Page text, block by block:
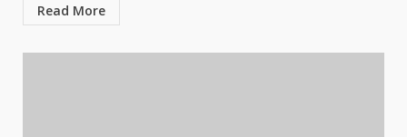
Read More